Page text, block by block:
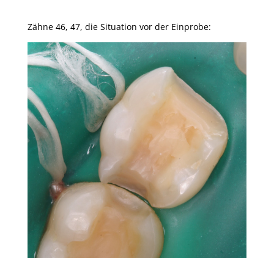
Zähne 46, 47, die Situation vor der Einprobe: